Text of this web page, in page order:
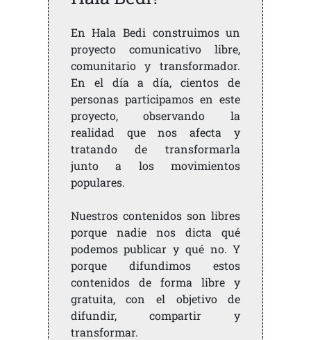
En Hala Bedi construimos un
proyecto comunicativo libre,
comunitario y transformador.
En el día a día, cientos de
personas participamos en este
proyecto, observando la
realidad que nos afecta y
tratando de transformarla
junto a los movimientos
populares.
Nuestros contenidos son libres
porque nadie nos dicta qué
podemos publicar y qué no. Y
porque difundimos estos
contenidos de forma libre y
gratuita, con el objetivo de
difundir, compartir y
transformar.